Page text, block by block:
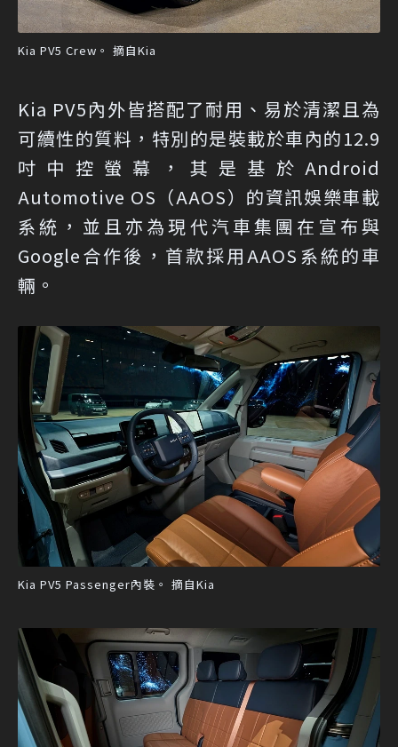
Kia PV5 Crew。 摘自Kia
Kia PV5內外皆搭配了耐用、易於清潔且為
可續性的質料，特別的是裝載於車內的12.9
吋中控螢幕，其是基於Android
Automotive OS（AAOS）的資訊娛樂車載
系統，並且亦為現代汽車集團在宣布與
Google合作後，首款採用AAOS系統的車
輛。
Kia PV5 Passenger內裝。 摘自Kia